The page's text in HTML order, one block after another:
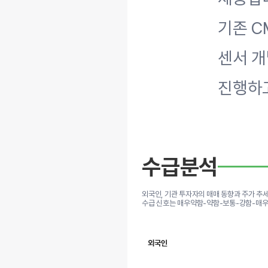
기존
센서
진행하
수급분석
외국인, 기관 투자자의 매매 동향과 주가 추
수급 신호는 매우약함-약함-보통-강함-매
외국인